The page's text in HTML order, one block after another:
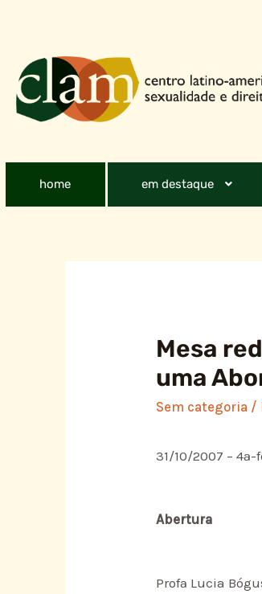
home em destaque
Mesa
uma
Sem categoria /
31/10/2007 – 4ª-
Abertura
Profª Lucia